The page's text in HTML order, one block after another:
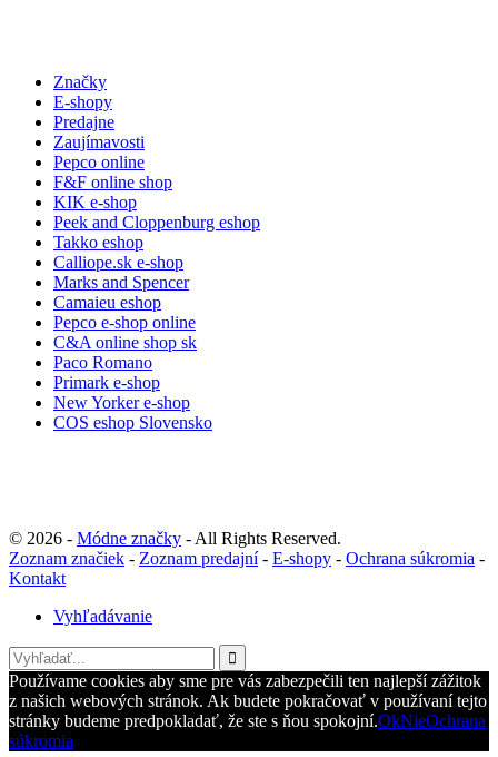
Značky
E-shopy
Predajne
Zaujímavosti
Pepco online
F&F online shop
KIK e-shop
Peek and Cloppenburg eshop
Takko eshop
Calliope.sk e-shop
Marks and Spencer
Camaieu eshop
Pepco e-shop online
C&A online shop sk
Paco Romano
Primark e-shop
New Yorker e-shop
COS eshop Slovensko
© 2026 - Módne značky - All Rights Reserved.
Zoznam značiek - Zoznam predajní- E-shopy - Ochrana súkromia -
Kontakt
Vyhľadávanie
Používame cookies aby sme pre vás zabezpečili ten najlepší zážitok
z našich webových stránok. Ak budete pokračovať v používaní tejto
stránky budeme predpokladať, že ste s ňou spokojní.OkNieOchrana
súkromia